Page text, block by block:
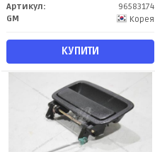
Артикул:
96583174
GM
Корея
КУПИТИ